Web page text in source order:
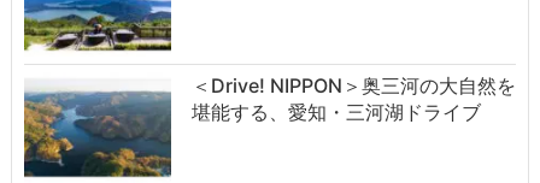
＜Drive! NIPPON＞奥三河の大自然を
堪能する、愛知・三河湖ドライブ